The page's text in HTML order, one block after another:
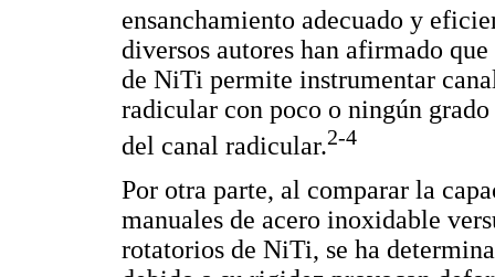
ensanchamiento adecuado y
diversos autores han afirmado
de NiTi permite instrumentar
radicular con poco o ningún
del canal radicular.2-4
Por otra parte, al comparar la
manuales de acero inoxidable
rotatorios de NiTi, se ha